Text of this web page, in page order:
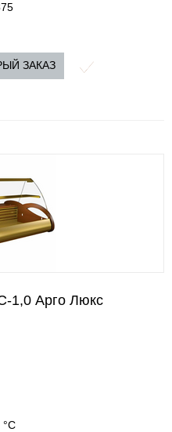
ЗАКАЗ
1,0 Арго Люкс
°С